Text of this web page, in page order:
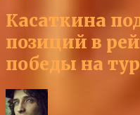
Касаткина
позиций в
победы на